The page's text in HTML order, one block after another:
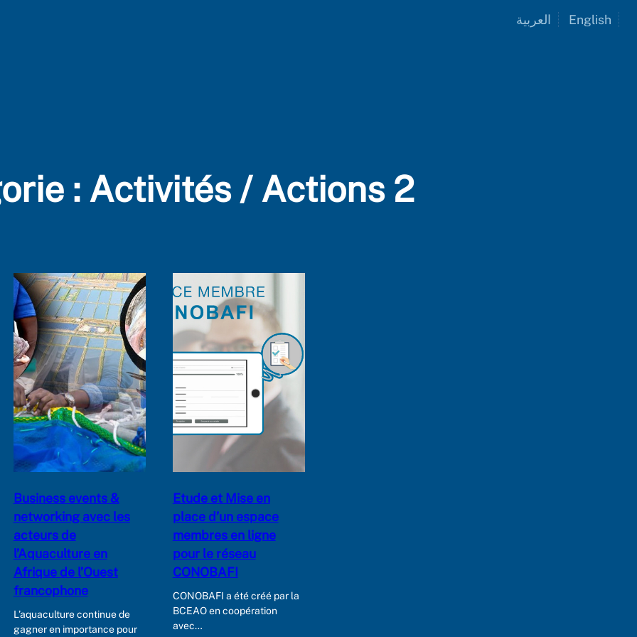
: Activités / Actions 2
Business events &
networking avec les
acteurs de
l’Aquaculture en
Afrique de l’Ouest
francophone
L’aquaculture continue de
gagner en importance pour
Etude et Mise en
place d’un espace
membres en ligne
pour le réseau
CONOBAFI
CONOBAFI a été créé par la
BCEAO en coopération
avec…
العربية English